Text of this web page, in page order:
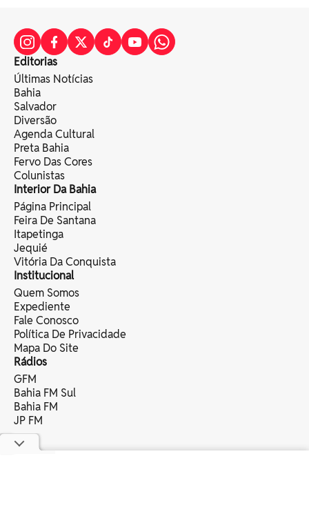
Editorias
Últimas Notícias
Bahia
Salvador
Diversão
Agenda Cultural
Preta Bahia
Fervo Das Cores
Colunistas
Interior Da Bahia
Página Principal
Feira De Santana
Itapetinga
Jequié
Vitória Da Conquista
Institucional
Quem Somos
Expediente
Fale Conosco
Política De Privacidade
Mapa Do Site
Rádios
GFM
Bahia FM Sul
Bahia FM
JP FM